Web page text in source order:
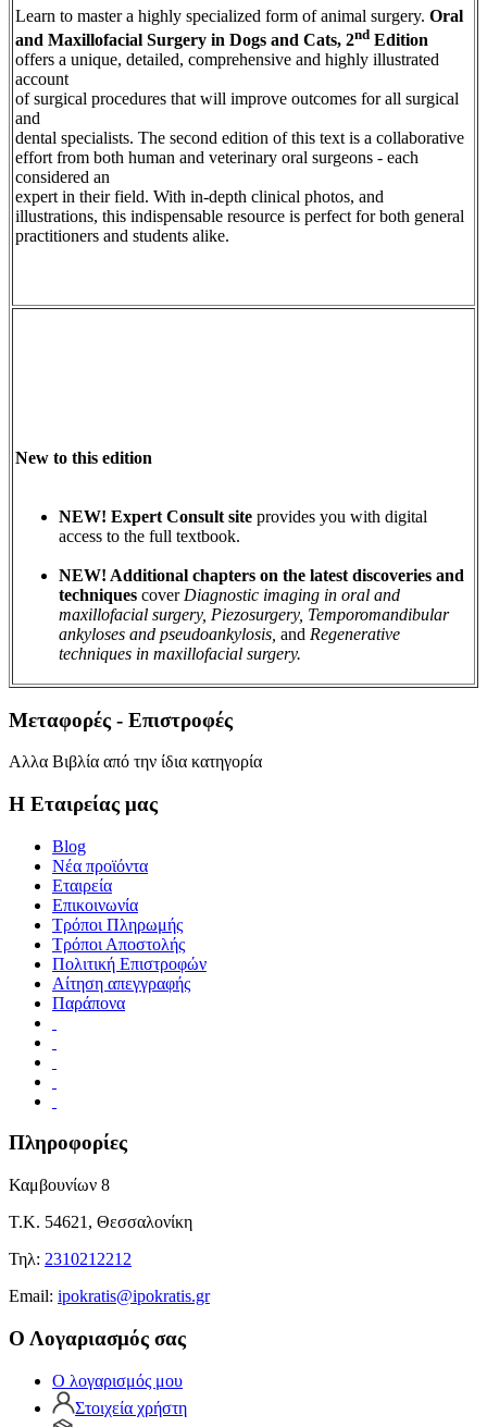
Learn to master a highly specialized form of animal surgery. Oral
and Maxillofacial Surgery in Dogs and Cats, 2nd Edition
offers a unique, detailed, comprehensive and highly illustrated
account
of surgical procedures that will improve outcomes for all surgical
and
dental specialists. The second edition of this text is a collaborative
effort from both human and veterinary oral surgeons - each
considered an
expert in their field. With in-depth clinical photos, and
illustrations, this indispensable resource is perfect for both general
practitioners and students alike.
New to this edition
NEW! Expert Consult site provides you with digital
access to the full textbook.
NEW! Additional chapters on the latest discoveries and
techniques cover Diagnostic imaging in oral and
maxillofacial surgery, Piezosurgery, Temporomandibular
ankyloses and pseudoankylosis, and Regenerative
techniques in maxillofacial surgery.
Μεταφορές - Επιστροφές
Αλλα Βιβλία από την ίδια κατηγορία
Η Εταιρείας μας
Blog
Νέα προϊόντα
Εταιρεία
Επικοινωνία
Τρόποι Πληρωμής
Τρόποι Αποστολής
Πολιτική Επιστροφών
Αίτηση απεγγραφής
Παράπονα
Πληροφορίες
Καμβουνίων 8
Τ.Κ. 54621, Θεσσαλονίκη
Τηλ: 2310212212
Εmail: ipokratis@ipokratis.gr
Ο Λογαριασμός σας
Ο λογαρισμός μου
Στοιχεία χρήστη